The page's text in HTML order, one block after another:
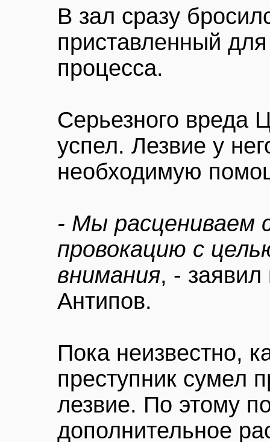
В зал сразу
приставленный
процесса.
Серьезного вреда
успел. Лезвие у
необходимую
- Мы расцениваем
провокацию с
внимания, - заявил
Антипов.
Пока неизвестно,
преступник сумел
лезвие. По этому
дополнительное